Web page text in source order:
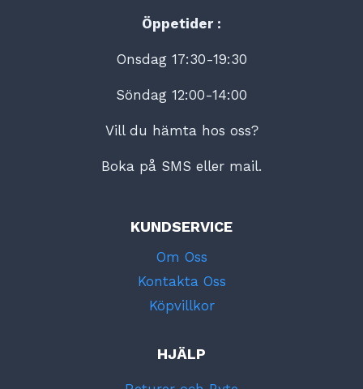
Öppetider :
Onsdag 17:30-19:30
Söndag 12:00-14:00
Vill du hämta hos oss?
Boka på SMS eller mail.
KUNDSERVICE
Om Oss
Kontakta Oss
Köpvillkor
HJÄLP